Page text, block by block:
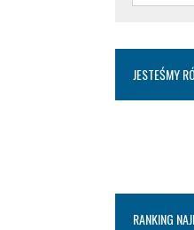
JESTEŚMY
RANKING